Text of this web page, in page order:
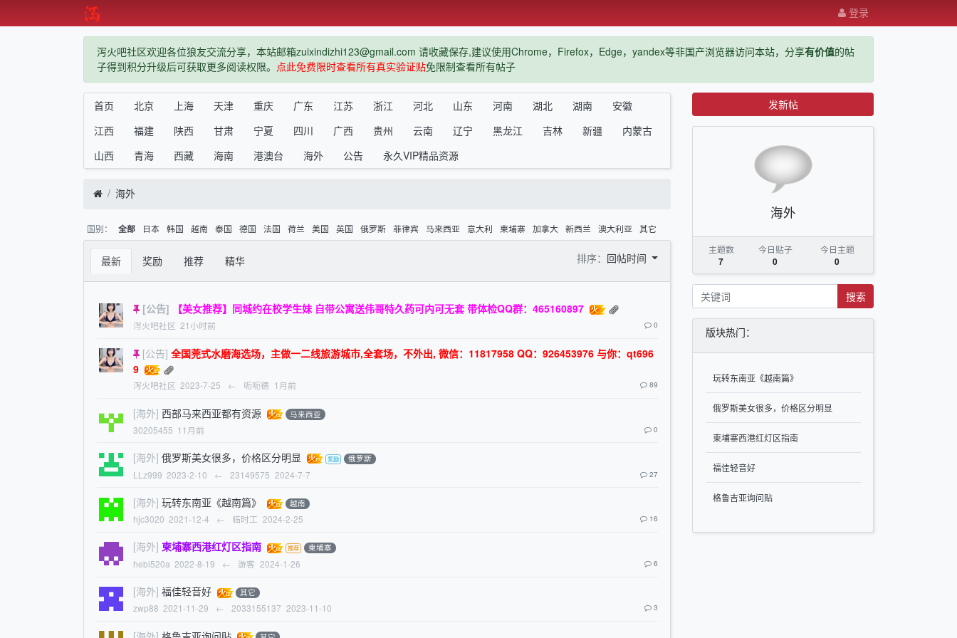
登录
泻火吧社区欢迎各位狼友交流分享，本站邮箱zuixindizhi123@gmail.com 请收藏保存,建议使用Chrome，Firefox，Edge，yandex等非国产浏览器访问本站，分享有价值的帖
子得到积分升级后可获取更多阅读权限。 点此免费限时查看所有真实验证贴免限制查看所有帖子
首页 北京 上海 天津 重庆 广东 江苏 浙江 河北 山东 河南 湖北 湖南
安徽
江西
福建 陕西 甘肃 宁夏 四川 广西 贵州 云南 辽宁 黑龙江 吉林 新疆
内蒙古
山西
青海 西藏 海南 港澳台 海外 公告 永久VIP精品资源
海外
国别： 全部 日本 韩国 越南 泰国 德国 法国 荷兰 美国 英国 俄罗斯 菲律宾 马来西亚 意大利 柬埔寨 加拿大 新西兰 澳大利亚 其它
最新 奖励 推荐 精华 排序： 回帖时间
[公告] 【美女推荐】同城约在校学生妹 自带公寓送伟哥特久药可内可无套 带体检QQ群：465160897
泻火吧社区 21小时前 0
[公告] 全国莞式水磨海选场，主做一二线旅游城市,全套场，不外出, 微信：11817958 QQ：926453976 与你：qt696
9
泻火吧社区 2023-7-25 ← 呃呃德 1月前 89
[海外] 西部马来西亚都有资源 马来西亚
30205455 11月前 0
[海外] 俄罗斯美女很多，价格区分明显 俄罗斯
LLz999 2023-2-10 ← 23149575 2024-7-7 27
[海外] 玩转东南亚《越南篇》 越南
hjc3020 2021-12-4 ← 临时工 2024-2-25 16
[海外] 柬埔寨西港红灯区指南 柬埔寨
hebi520a 2022-8-19 ← 游客 2024-1-26 6
[海外] 福佳轻音好 其它
zwp88 2021-11-29 ← 2033155137 2023-11-10 3
发新帖
海外
主题数
7
今日贴子
0
今日主题
0
搜索
版块热门：
玩转东南亚《越南篇》
俄罗斯美女很多，价格区分明显
柬埔寨西港红灯区指南
福佳轻音好
格鲁吉亚询问贴